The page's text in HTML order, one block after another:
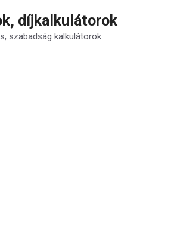
díjkalkulátorok
szabadság kalkulátorok